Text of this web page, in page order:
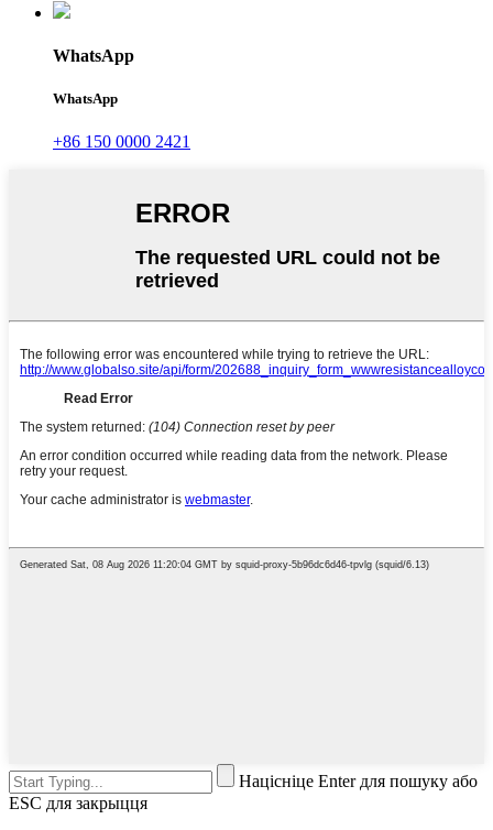
WhatsApp
WhatsApp
+86 150 0000 2421
Націсніце Enter для пошуку або
ESC для закрыцця